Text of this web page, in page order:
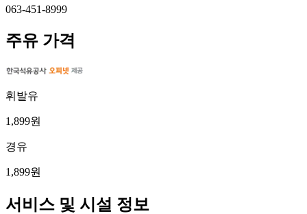
063-451-8999
주유 가격
휘발유
1,899원
경유
1,899원
서비스 및 시설 정보